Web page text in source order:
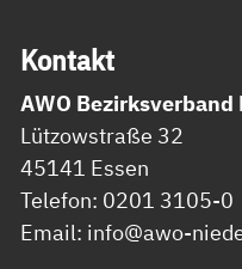
Kon­takt
AWO Bezirksverband
Lützowstraße 32
45141 Essen
Telefon: 0201 3105-0
Email: info@awo-